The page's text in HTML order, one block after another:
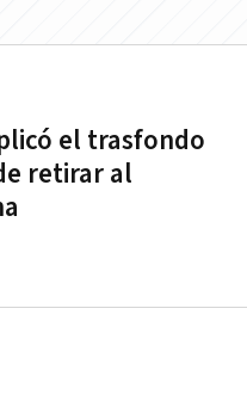
el trasfondo
retirar al